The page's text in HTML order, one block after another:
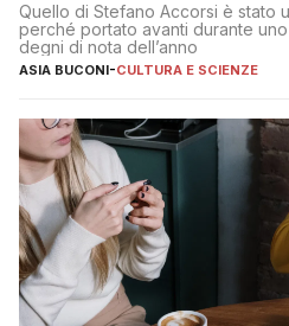
Quello di Stefano Accorsi è stato
perché portato avanti durante
degni di nota dell’anno
ASIA BUCONI-CULTURA E SCIENZE